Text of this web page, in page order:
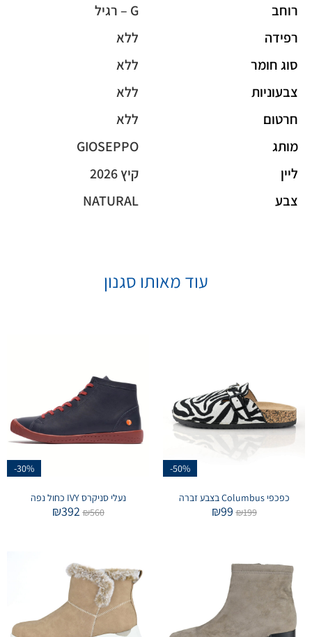
רוחב
G – רגיל
רפידה
ללא
סוג חומר
ללא
צבעוניות
ללא
חרטום
ללא
מותג
GIOSEPPO
ליין
קיץ 2026
צבע
NATURAL
עוד מאותו סגנון
-50%
כפכפי Columbus בצבע זברה
₪199
₪99
-30%
נעלי סניקרס IVY כחול נפה
₪560
₪392